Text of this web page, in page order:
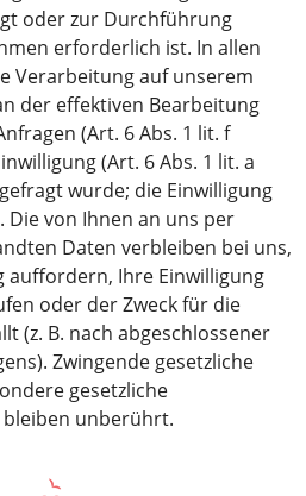
oder zur Durchführung
erforderlich ist. In allen
Verarbeitung auf unserem
der effektiven Bearbeitung
(Art. 6 Abs. 1 lit. f
(Art. 6 Abs. 1 lit. a
wurde; die Einwilligung
von Ihnen an uns per
Daten verbleiben bei uns,
auffordern, Ihre Einwilligung
oder der Zweck für die
(z. B. nach abgeschlossener
Zwingende gesetzliche
gesetzliche
unberührt.